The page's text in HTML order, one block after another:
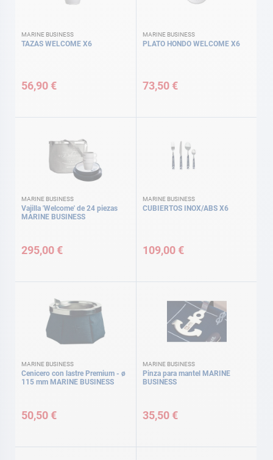
MARINE BUSINESS
TAZAS WELCOME X6
56,90 €
MARINE BUSINESS
PLATO HONDO WELCOME X6
73,50 €
MARINE BUSINESS
Vajilla 'Welcome' de 24 piezas
MARINE BUSINESS
295,00 €
MARINE BUSINESS
CUBIERTOS INOX/ABS X6
109,00 €
MARINE BUSINESS
Cenicero con lastre Premium - ø
115 mm MARINE BUSINESS
50,50 €
MARINE BUSINESS
Pinza para mantel MARINE
BUSINESS
35,50 €